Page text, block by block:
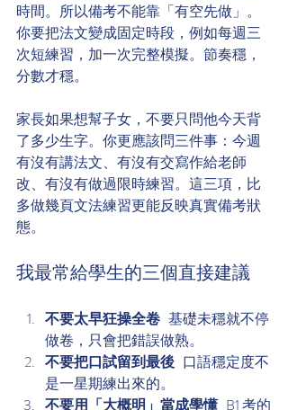
時間。所以備考不能靠「有空先做」。
你要把法文變成固定時段，例如每週三
次短練習，加一次完整模擬。節奏穩，
分數才穩。
家長如果想幫子女，不要只問他今天背
了多少生字。你更應該問三件事：今週
有沒有講法文、有沒有交寫作給老師
改、有沒有做過限時練習。這三項，比
多做幾頁文法練習更能反映真實備考狀
態。
我最常給學生的三個直接建議
不要太早狂操全卷
   基礎未穩就不停
做卷，只會把錯誤做熟。
不要把口試留到最後
   口語穩定度不
是一星期練出來的。
不要用「大概明」當成學懂
   B1 考的